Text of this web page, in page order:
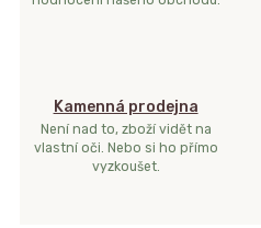
Kamenná prodejna
Není nad to, zboží vidět na
vlastní oči. Nebo si ho přímo
vyzkoušet.